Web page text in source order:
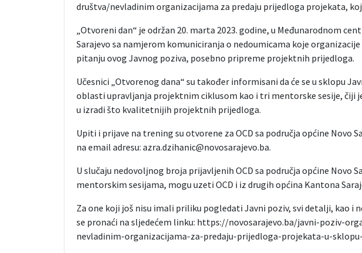
društva/nevladinim organizacijama za predaju prijedloga projekata,
„Otvoreni dan“ je održan 20. marta 2023. godine, u Međunarodnom
Sarajevo sa namjerom komuniciranja o nedoumicama koje
pitanju ovog Javnog poziva, posebno pripreme projektnih prijedloga.
Učesnici „Otvorenog dana“ su također informisani da će se u sklopu
oblasti upravljanja projektnim ciklusom kao i tri mentorske sesije, čiji
u izradi što kvalitetnijih projektnih prijedloga.
Upiti i prijave na trening su otvorene za OCD sa područja općine Novo
na email adresu: azra.dzihanic@novosarajevo.ba.
U slučaju nedovoljnog broja prijavljenih OCD sa područja općine Novo
mentorskim sesijama, mogu uzeti OCD i iz drugih općina Kantona
Za one koji još nisu imali priliku pogledati Javni poziv, svi detalji, kao i
se pronaći na sljedećem linku: https://novosarajevo.ba/javni-poziv-
nevladinim-organizacijama-za-predaju-prijedloga-projekata-u-